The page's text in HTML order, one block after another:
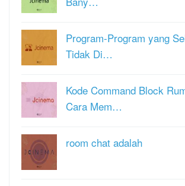
Program-Program yang
Tidak Di…
Kode Command Block
Cara Mem…
room chat adalah